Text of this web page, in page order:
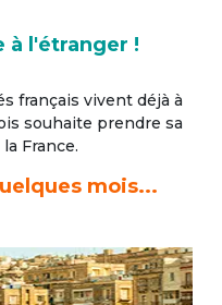
à l'étranger !
français vivent déjà à
souhaite prendre sa
France.
mois...